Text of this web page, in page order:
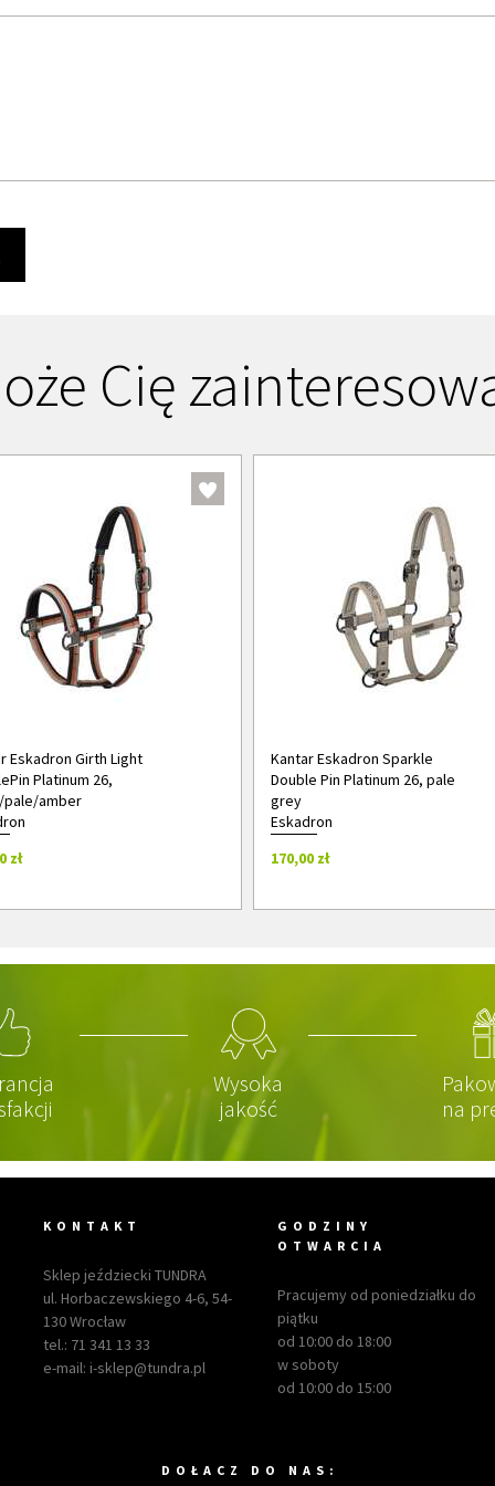
Cię
Eskadron Girth Light
Platinum 26,
pale/amber
zł
Kantar Eskadron Sparkle
Double Pin Platinum 26, pale
grey
Eskadron
170,00 zł
Wysoka
jakość
na
KONTAKT
Sklep jeździecki TUNDRA
ul. Horbaczewskiego 4-6, 54-
130 Wrocław
tel.: 71 341 13 33
e-mail: i-sklep@tundra.pl
GODZINY
OTWARCIA
Pracujemy od poniedziałku do
piątku
od 10:00 do 18:00
w soboty
od 10:00 do 15:00
DOŁACZ DO NAS: